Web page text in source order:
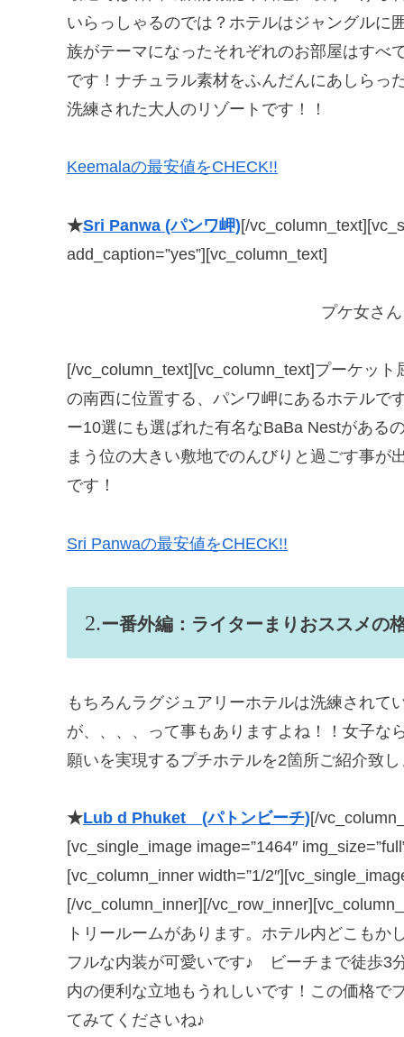
いらっしゃるのでは？ホテルはジャングルに
族がテーマになったそれぞれのお部屋はすべ
です！ナチュラル素材をふんだんにあしらっ
洗練された大人のリゾートです！！
Keemalaの最安値をCHECK!!
★Sri Panwa (パンワ岬)[/
add_caption=”yes”][vc_column_text]
プケ女さ
[/vc_column_text][vc_column_text]プーケッ
の南西に位置する、パンワ岬にあるホテルで
ー10選にも選ばれた有名なBaBa Nestがある
まう位の大きい敷地でのんびりと過ごす事が
です！
Sri Panwaの最安値をCHECK!!
ー番外編：ライターまりおススメ
もちろんラグジュアリーホテルは洗練されて
が、、、、って事もありますよね！！女子な
願いを実現するプチホテルを2箇所ご紹介致
★Lub d Phuket (パトンビーチ)[/
[vc_single_image image=”1464″
[vc_column_inner width=”1/
[/vc_column_inner][/
トリールームがあります。ホテル内どこも
フルな内装が可愛いです♪ ビーチまで徒歩3
内の便利な立地もうれしいです！この価格で
てみてくださいね♪